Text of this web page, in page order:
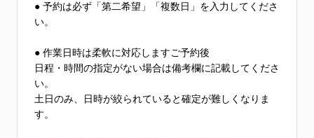
● 予約は必ず「第二希望」「複数日」を入力してくださ
い。
● 作業日時は柔軟に対応しますご予約後
日程・時間の指定がない場合は備考欄に記載してくださ
い。
土日のみ、日時が絞られていると確定が難しくなりま
す。